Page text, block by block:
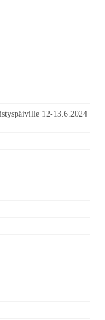
12-13.6.2024